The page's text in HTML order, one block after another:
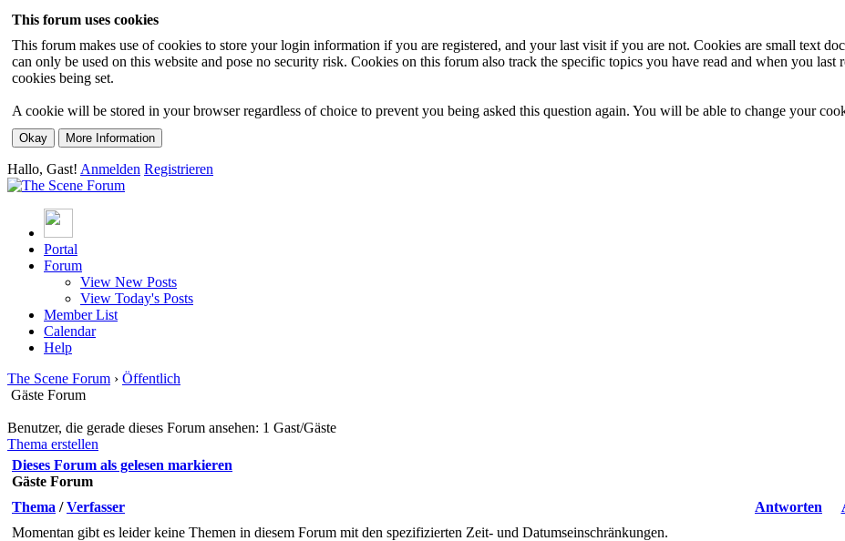
This forum uses cookies
This forum makes use of cookies to store your login information if you are registered, and your last visit if you are not. Cookies are small text
can only be used on this website and pose no security risk. Cookies on this forum also track the specific topics you have read and when you last
cookies being set.
A cookie will be stored in your browser regardless of choice to prevent you being asked this question again. You will be able to change your
Hallo, Gast! Anmelden Registrieren
Portal
Forum
View New Posts
View Today's Posts
Member List
Calendar
Help
The Scene Forum › Öffentlich
Gäste Forum
Benutzer, die gerade dieses Forum ansehen: 1 Gast/Gäste
Thema erstellen
Dieses Forum als gelesen markieren
Gäste Forum
Thema /Verfasser Antworten
Momentan gibt es leider keine Themen in diesem Forum mit den spezifizierten Zeit- und Datumseinschränkungen.